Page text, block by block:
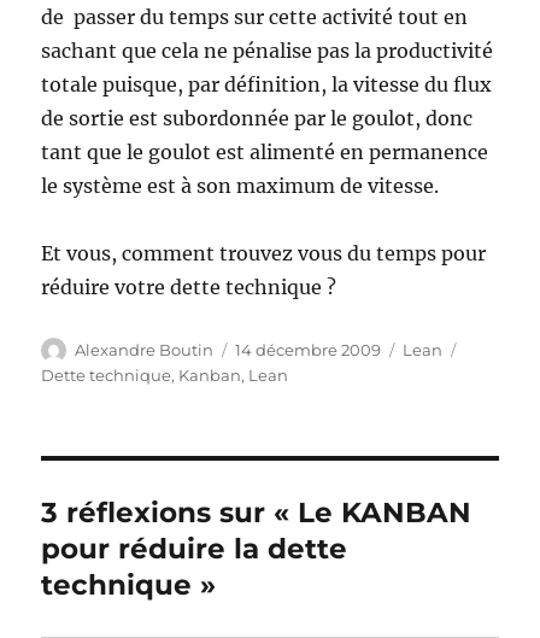
de passer du temps sur cette activité tout en
sachant que cela ne pénalise pas la productivité
totale puisque, par définition, la vitesse du flux
de sortie est subordonnée par le goulot, donc
tant que le goulot est alimenté en permanence
le système est à son maximum de vitesse.
Et vous, comment trouvez vous du temps pour
réduire votre dette technique ?
Auteur
Alexandre Boutin
Publié
le
14 décembre 2009 Catégories
Lean
Dette technique, Kanban, Lean
3 réflexions sur « Le KANBAN
pour réduire la dette
technique »